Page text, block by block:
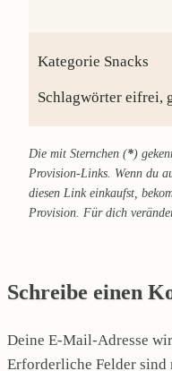
Kategorie Snacks
Schlagwörter eifrei,
Die mit Sternchen (*)
Provision-Links. Wenn du
diesen Link einkaufst,
Provision. Für dich
Schreibe einen
Deine E-Mail-Adresse
Erforderliche Felder sind